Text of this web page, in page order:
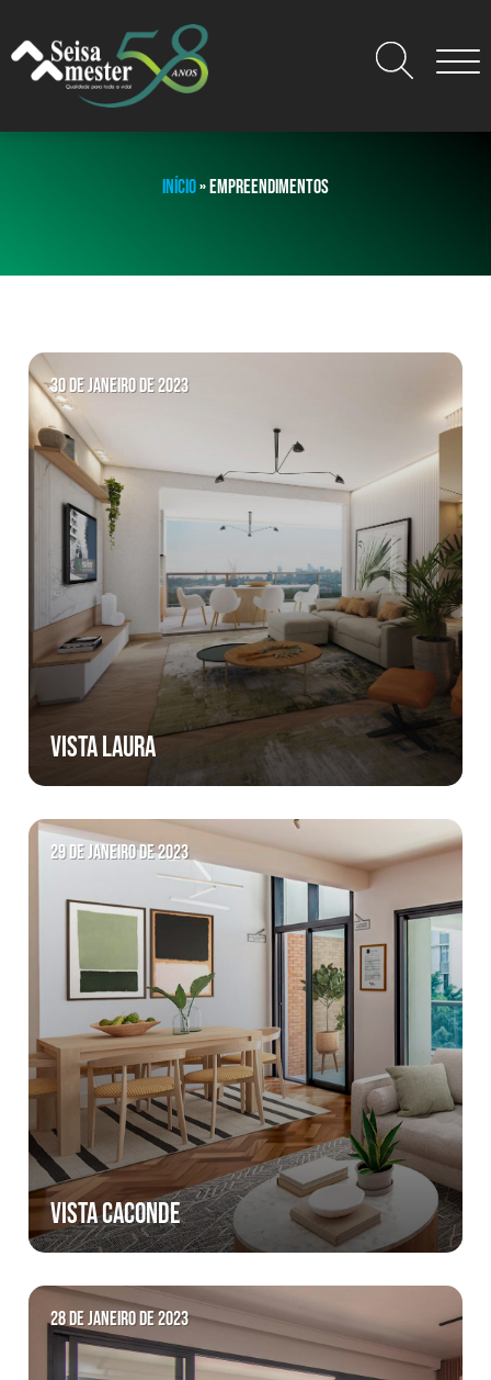
INÍCIO» EMPREENDIMENTOS
30 de janeiro de 2023
Vista Laura
29 de janeiro de 2023
VISTA CACONDE
28 de janeiro de 2023